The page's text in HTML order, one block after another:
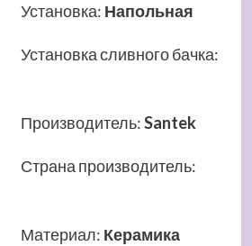
Установка: Напольная
Установка сливного бачка:
Производитель:Santek
Страна производитель:
Материал: Керамика